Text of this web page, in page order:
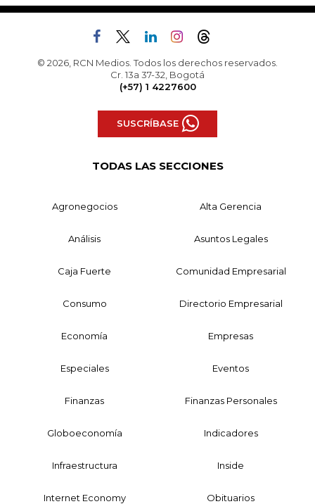
© 2026, RCN Medios. Todos los derechos reservados.
Cr. 13a 37-32, Bogotá
(+57) 1 4227600
SUSCRÍBASE
TODAS LAS SECCIONES
Agronegocios Alta Gerencia
Análisis Asuntos Legales
Caja Fuerte Comunidad Empresarial
Consumo Directorio Empresarial
Economía Empresas
Especiales Eventos
Finanzas Finanzas Personales
Globoeconomía Indicadores
Infraestructura Inside
Internet Economy Obituarios